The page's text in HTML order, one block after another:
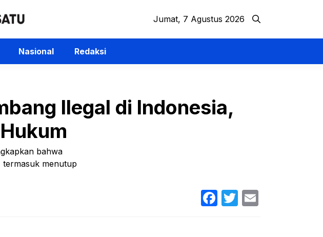
Jumat, 7 Agustus 2026
Nasional Redaksi
Ilegal di Indonesia,
bahwa
termasuk menutup
Facebook
Twitter